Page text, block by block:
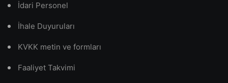
İdari Personel
İhale Duyuruları
KVKK metin ve formları
Faaliyet Takvimi